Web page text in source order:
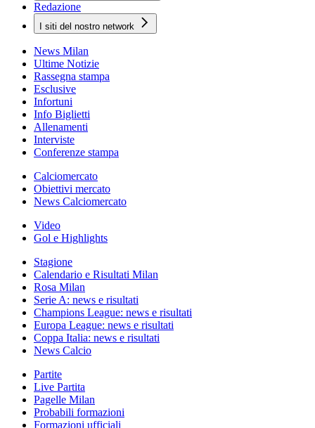
Redazione
I siti del nostro network
News Milan
Ultime Notizie
Rassegna stampa
Esclusive
Infortuni
Info Biglietti
Allenamenti
Interviste
Conferenze stampa
Calciomercato
Obiettivi mercato
News Calciomercato
Video
Gol e Highlights
Stagione
Calendario e Risultati Milan
Rosa Milan
Serie A: news e risultati
Champions League: news e risultati
Europa League: news e risultati
Coppa Italia: news e risultati
News Calcio
Partite
Live Partita
Pagelle Milan
Probabili formazioni
Formazioni ufficiali